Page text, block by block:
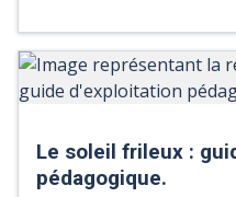
Le soleil frileux :
pédagogique.